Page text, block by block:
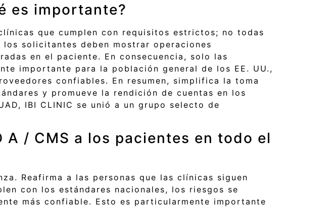
es importante?
que cumplen con requisitos estrictos; no todas
solicitantes deben mostrar operaciones
en el paciente. En consecuencia, solo las
importante para la población general de los EE. UU.,
confiables. En resumen, simplifica la toma
y promueve la rendición de cuentas en los
IBI CLINIC se unió a un grupo selecto de
/ CMS a los pacientes en todo el
Reafirma a las personas que las clínicas siguen
con los estándares nacionales, los riesgos se
más confiable. Esto es particularmente importante